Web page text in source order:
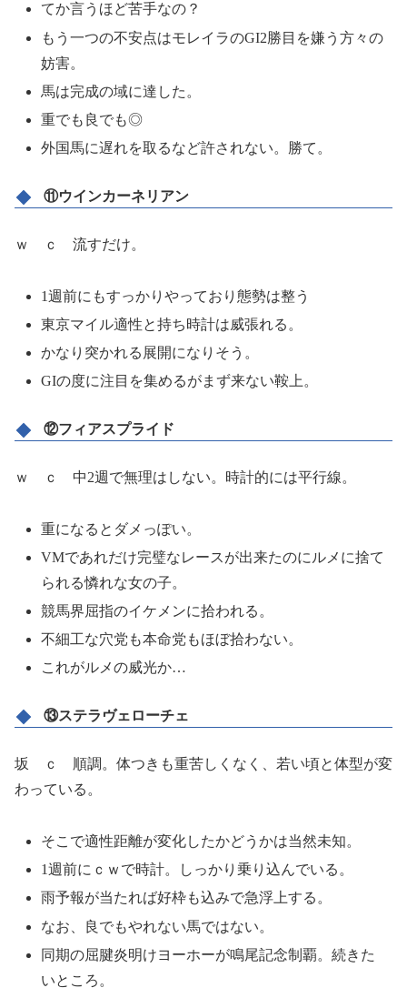
てか言うほど苦手なの？
もう一つの不安点はモレイラのGI2勝目を嫌う方々の
妨害。
馬は完成の域に達した。
重でも良でも◎
外国馬に遅れを取るなど許されない。勝て。
⑪ウインカーネリアン
ｗ ｃ 流すだけ。
1週前にもすっかりやっており態勢は整う
東京マイル適性と持ち時計は威張れる。
かなり突かれる展開になりそう。
GIの度に注目を集めるがまず来ない鞍上。
⑫フィアスプライド
ｗ ｃ 中2週で無理はしない。時計的には平行線。
重になるとダメっぽい。
VMであれだけ完璧なレースが出来たのにルメに捨て
られる憐れな女の子。
競馬界屈指のイケメンに拾われる。
不細工な穴党も本命党もほぼ拾わない。
これがルメの威光か…
⑬ステラヴェローチェ
坂 ｃ 順調。体つきも重苦しくなく、若い頃と体型が変
わっている。
そこで適性距離が変化したかどうかは当然未知。
1週前にｃｗで時計。しっかり乗り込んでいる。
雨予報が当たれば好枠も込みで急浮上する。
なお、良でもやれない馬ではない。
同期の屈腱炎明けヨーホーが鳴尾記念制覇。続きた
いところ。